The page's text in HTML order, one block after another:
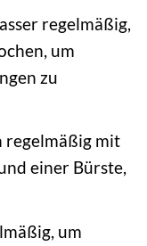
regelmäßig,
um
zu
regelmäßig mit
einer Bürste,
um